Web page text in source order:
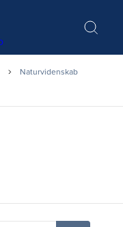
Naturvidenskab